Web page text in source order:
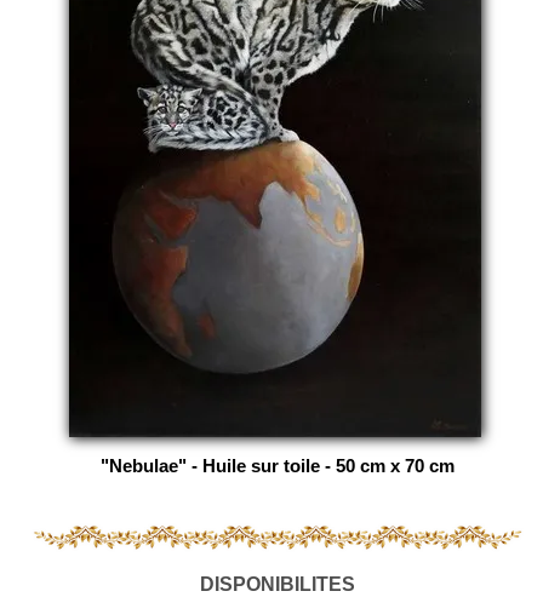
CONTACT
"Nebulae" - Huile sur toile - 50 cm x 70 cm
DISPONIBILITES